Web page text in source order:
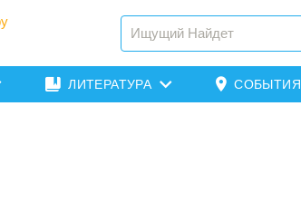
ЛИТЕРАТУРА СОБЫТИЯ